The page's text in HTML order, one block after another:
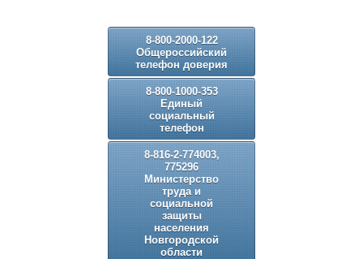
8-800-2000-122
Общероссийский
телефон доверия
8-800-1000-353
Единый
социальный
телефон
8-816-2-774003,
775296
Министерство
труда и
социальной
защиты
населения
Новгородской
области